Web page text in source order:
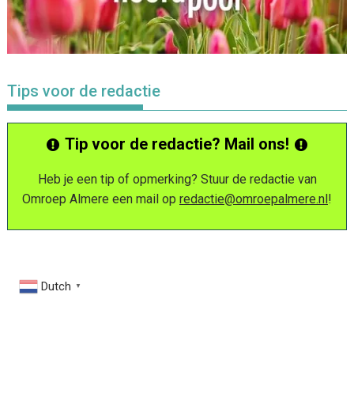
Tips voor de redactie
Tip voor de redactie? Mail ons!
Heb je een tip of opmerking? Stuur de redactie van
Omroep Almere een mail op redactie@omroepalmere.nl!
Dutch ▼